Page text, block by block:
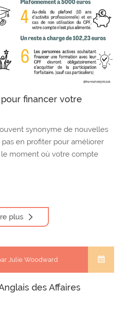
pour financer votre
synonyme de nouvelles
en profiter pour améliorer
le moment où votre compte
plus
Julie Woodward
des Affaires